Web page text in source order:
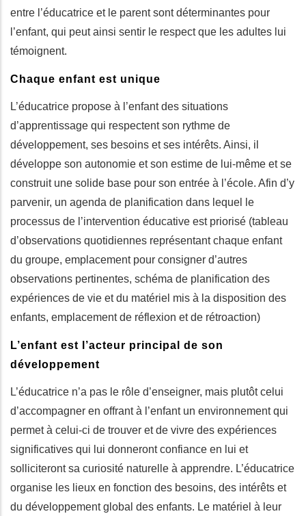
entre l’éducatrice et le parent sont déterminantes pour
l’enfant, qui peut ainsi sentir le respect que les adultes lui
témoignent.
Chaque enfant est unique
L’éducatrice propose à l’enfant des situations
d’apprentissage qui respectent son rythme de
développement, ses besoins et ses intérêts. Ainsi, il
développe son autonomie et son estime de lui-même et se
construit une solide base pour son entrée à l’école. Afin d’y
parvenir, un agenda de planification dans lequel le
processus de l’intervention éducative est priorisé (tableau
d’observations quotidiennes représentant chaque enfant
du groupe, emplacement pour consigner d’autres
observations pertinentes, schéma de planification des
expériences de vie et du matériel mis à la disposition des
enfants, emplacement de réflexion et de rétroaction)
L’enfant est l’acteur principal de son
développement
L’éducatrice n’a pas le rôle d’enseigner, mais plutôt celui
d’accompagner en offrant à l’enfant un environnement qui
permet à celui-ci de trouver et de vivre des expériences
significatives qui lui donneront confiance en lui et
solliciteront sa curiosité naturelle à apprendre. L’éducatrice
organise les lieux en fonction des besoins, des intérêts et
du développement global des enfants. Le matériel à leur